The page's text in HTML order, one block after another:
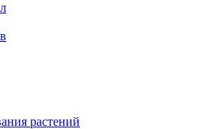
растений